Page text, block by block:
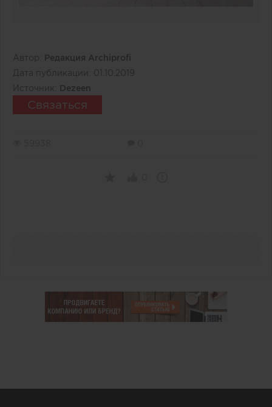
Автор:
Редакция Archiprofi
Дата публикации: 01.10.2019
Источник:
Dezeen
Связаться